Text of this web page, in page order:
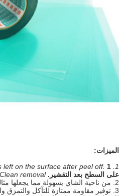
الميزات:
على السطح بعد التقشير. Clean removal.
3. توفير مقاومة ممتازة للتآكل والتمزق